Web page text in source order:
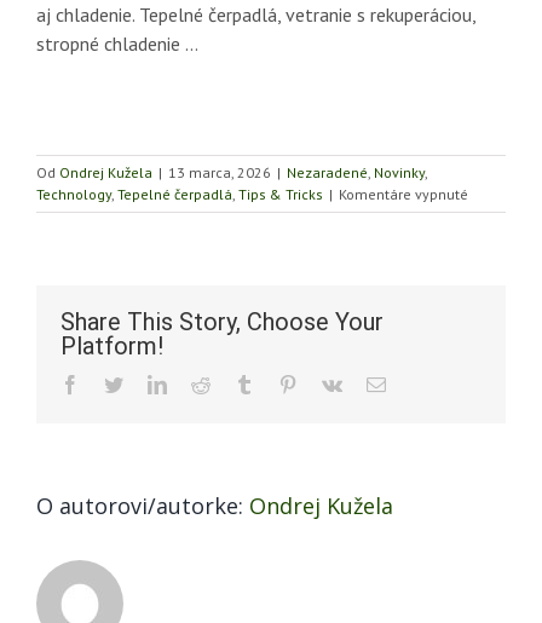
aj chladenie. Tepelné čerpadlá, vetranie s rekuperáciou,
stropné chladenie …
Od Ondrej Kužela | 13 marca, 2026 | Nezaradené Novinky,
Technology, Tepelné čerpadlá Tips & Tricks | Komentáre vypnuté
Výročná
Share This Story, Choose Your
Platform!
Facebook
TwitterLinkedInReddit Tumblr Pinterest
Vk Email
O autorovi/autorke: Ondrej Kužela